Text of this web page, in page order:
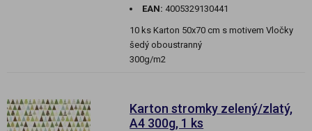
EAN: 4005329130441
10 ks Karton 50x70 cm s motivem Vločky
šedý oboustranný
300g/m2
Karton stromky zelený/zlatý,
A4 300g, 1 ks